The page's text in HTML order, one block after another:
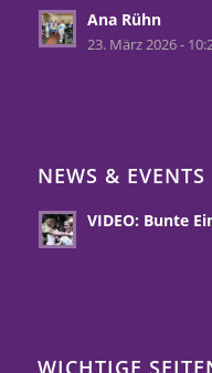
Ana Rühn
23. März 2026 -
NEWS & EVENTS
VIDEO: Bunte
WICHTIGE